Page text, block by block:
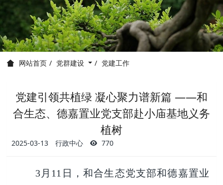
网站首页 党群建设 党建工作
党建引领共植绿 凝心聚力谱新篇 ——和
合生态、德嘉置业党支部赴小庙基地义务
植树
2025-03-13 行政中心 770
3月11日，和合生态党支部和德嘉置业